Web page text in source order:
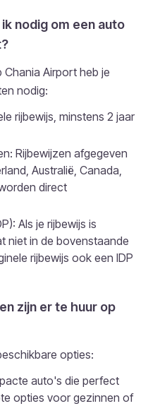
nodig om een auto
Airport heb je
nodig:
rijbewijs, minstens 2 jaar
Rijbewijzen afgegeven
Australië, Canada,
direct
Als je rijbewijs is
niet in de bovenstaande
rijbewijs ook een IDP
zijn er te huur op
opties:
auto's die perfect
opties voor gezinnen of